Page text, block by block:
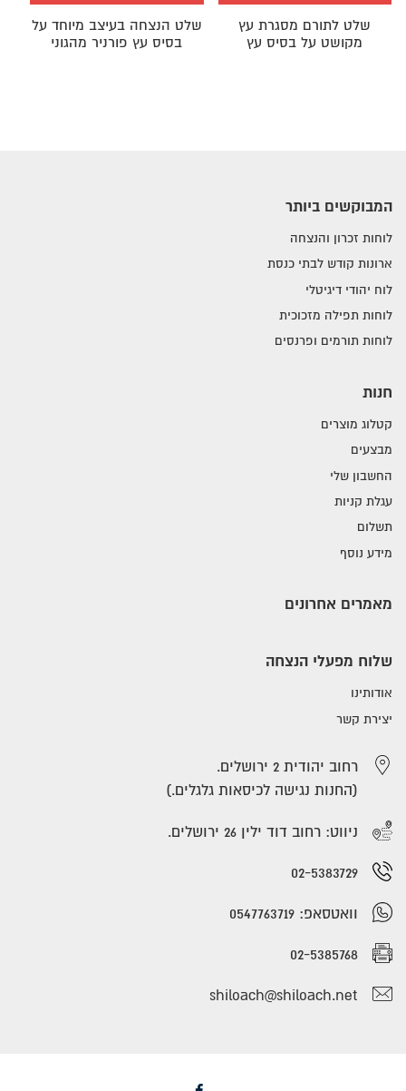
שלט לתורם מסגרת עץ
מקושט על בסיס עץ
שלט הנצחה בעיצב מיוחד על
בסיס עץ פורניר מהגוני
המבוקשים ביותר
לוחות זכרון והנצחה
ארונות קודש לבתי כנסת
לוח יהודי דיגיטלי
לוחות תפילה מזכוכית
לוחות תורמים ופרנסים
חנות
קטלוג מוצרים
מבצעים
החשבון שלי
עגלת קניות
תשלום
מידע נוסף
מאמרים אחרונים
שלוח מפעלי הנצחה
אודותינו
יצירת קשר
רחוב יהודית 2 ירושלים.
(החנות נגישה לכיסאות גלגלים.)
ניווט: רחוב דוד ילין 26 ירושלים.
02-5383729
וואטסאפ: 0547763719
02-5385768
shiloach@shiloach.net